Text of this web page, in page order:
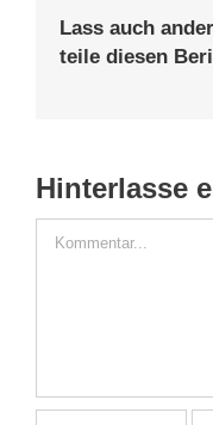
Lass auch
teile diesen
Hinterlasse
Kommentar